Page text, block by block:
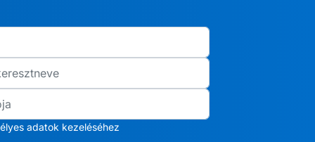
adatok kezeléséhez